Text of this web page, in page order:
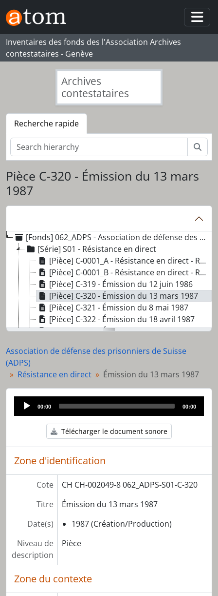
Skip to main content
Inventaires des fonds des l'Association Archives
contestataires - Genève
Archives
contestataires
Recherche rapide
Pièce C-320 - Émission du 13 mars
1987
[Fonds] 062_ADPS - Association de défense des prisonniers de Suisse (ADPS)
[Série] S01 - Résistance en direct
[Pièce] C-0001_A - Résistance en direct - Radio acidule
[Pièce] C-0001_B - Résistance en direct - Radio acidule
[Pièce] C-319 - Émission du 12 juin 1986
[Pièce] C-320 - Émission du 13 mars 1987
[Pièce] C-321 - Émission du 8 mai 1987
[Pièce] C-322 - Émission du 18 avril 1987
[Pièce] C-323 - Émission du 22 mai 1987
[Pièce] C-325 - Émission du 7 juillet 1987
[Pièce] C-327 - Émissions du 4 et du 18 septembre 1987
[Pièce] C-328 - Émission du 25 septembre 1987
[Pièce] C-329 - Émission du 1e et du 8 décembre 1987
[Série] S02 - Autres enregistrements sonores
Association de défense des prisonniers de Suisse
(ADPS)
Résistance en direct
Émission du 13 mars 1987
Audio
Player
00:00 00:00
Télécharger le document sonore
Zone d'identification
Cote
CH CH-002049-8 062_ADPS-S01-C-320
Titre
Émission du 13 mars 1987
Date(s)
1987 (Création/Production)
Niveau de
description
Pièce
Zone du contexte